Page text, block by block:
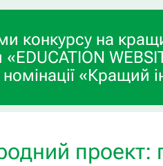
конкурсу на
«EDUCATION
номінації «Кращий
проект: